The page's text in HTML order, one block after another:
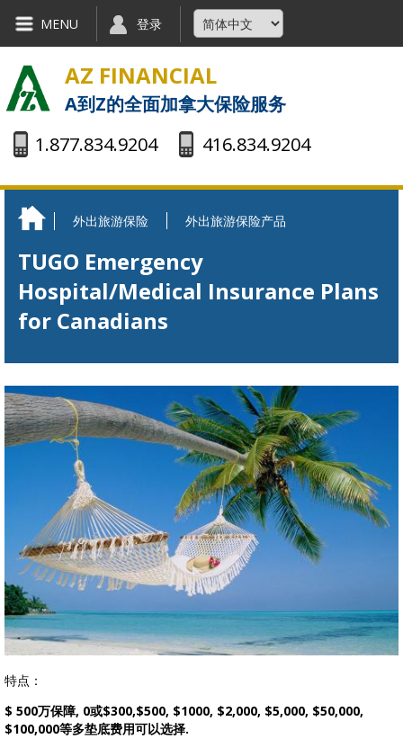
Skip to main content
MENU
登录
AZ FINANCIAL
A到Z的全面加拿大保险服务
1.877.834.9204
416.834.9204
You are here
外出旅游保险 外出旅游保险产品
TUGO Emergency
Hospital/Medical Insurance Plans
for Canadians
特点：
$ 500万保障, 0或$300,$500, $1000, $2,000, $5,000, $50,000,
$100,000等多垫底费用可以选择.